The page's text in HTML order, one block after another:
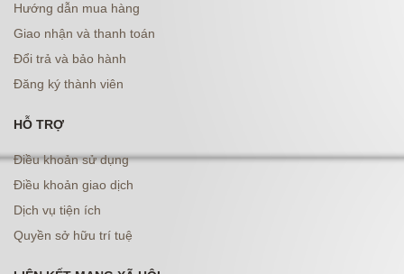
Hướng dẫn mua hàng
Giao nhận và thanh toán
Đổi trả và bảo hành
Đăng ký thành viên
HỖ TRỢ
Điều khoản sử dụng
Điều khoản giao dịch
Dịch vụ tiện ích
Quyền sở hữu trí tuệ